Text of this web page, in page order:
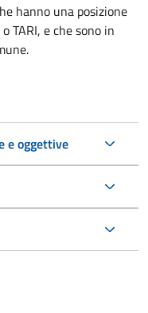
hanno una posizione
TARI, e che sono in
e oggettive